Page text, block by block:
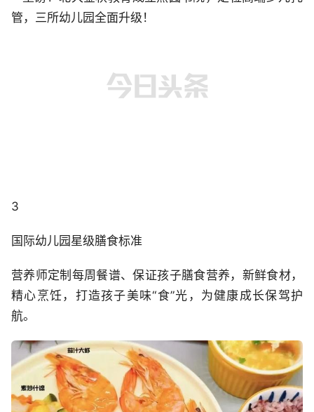
3
国际幼儿园星级膳食标准
营养师定制每周餐谱、保证孩子膳食营养，新鲜食材，
精心烹饪，打造孩子美味“食”光，为健康成长保驾护
航。